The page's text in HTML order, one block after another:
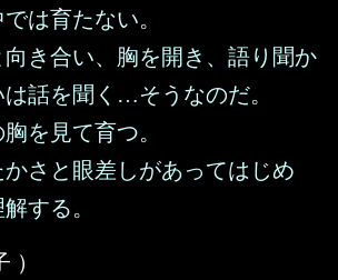
は育たない。
向き合い、胸を開き、語り聞か
話を聞く…そうなのだ。
を見て育つ。
かさと眼差しがあってはじめ
する。
）